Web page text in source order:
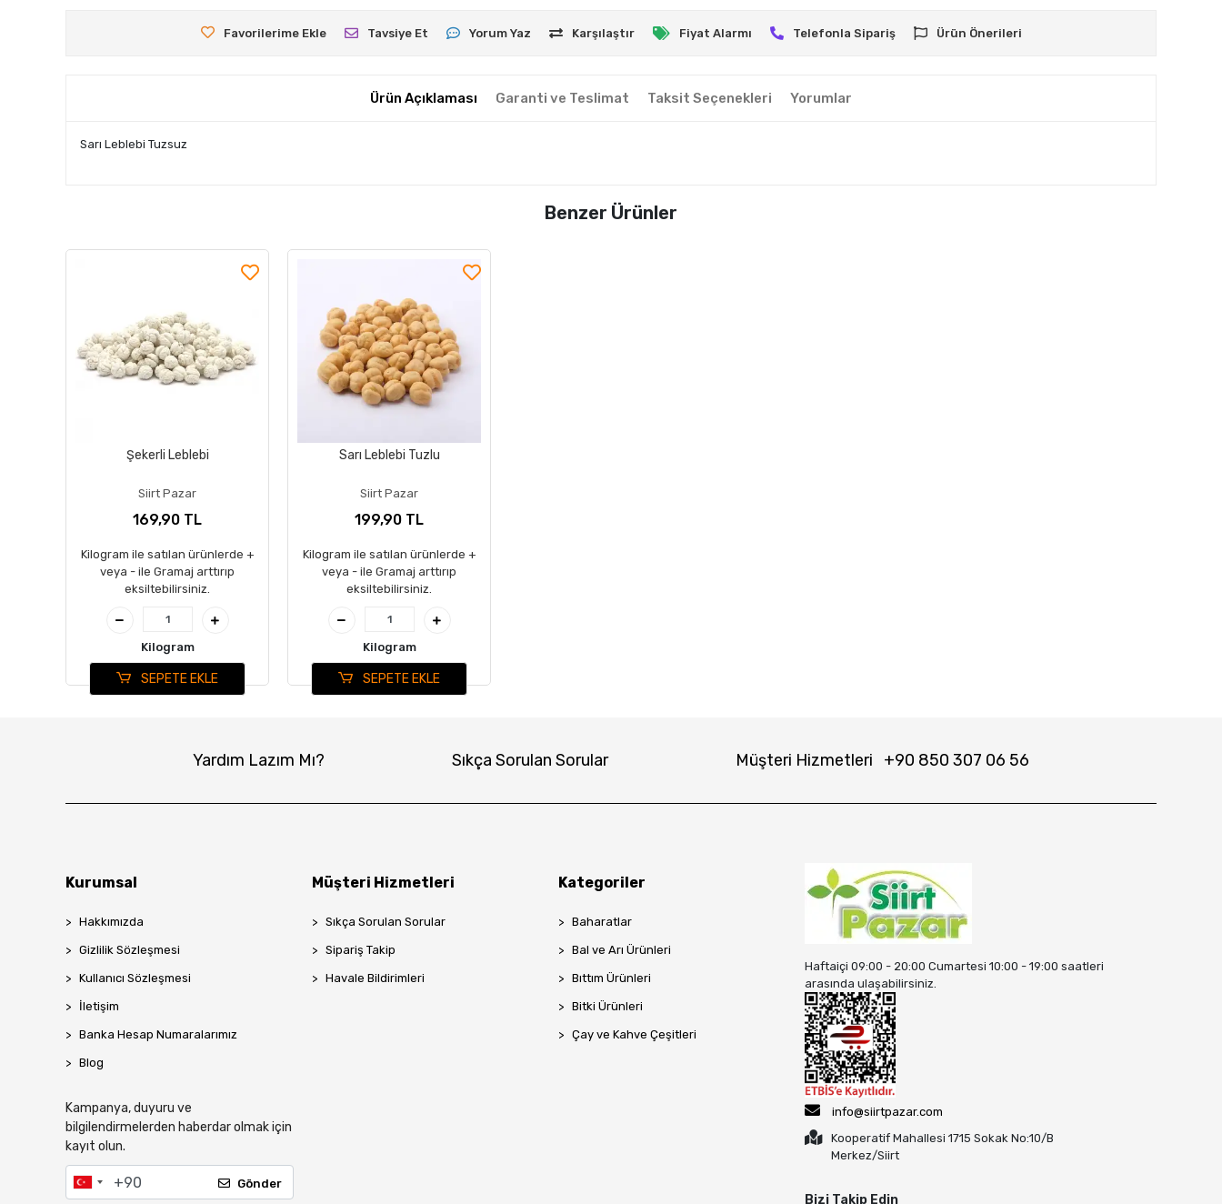
Favorilerime Ekle Tavsiye Et Yorum Yaz Karşılaştır Fiyat Alarmı Telefonla Sipariş Ürün Önerileri
Ürün Açıklaması Garanti ve Teslimat Taksit Seçenekleri Yorumlar
Sarı Leblebi Tuzsuz
Benzer Ürünler
Şekerli Leblebi
Siirt Pazar
169,90 TL
Kilogram ile satılan ürünlerde +
veya - ile Gramaj arttırıp
eksiltebilirsiniz.
Kilogram
SEPETE EKLE
Sarı Leblebi Tuzlu
Siirt Pazar
199,90 TL
Kilogram ile satılan ürünlerde +
veya - ile Gramaj arttırıp
eksiltebilirsiniz.
Kilogram
SEPETE EKLE
Yardım Lazım Mı? Sıkça Sorulan Sorular Müşteri Hizmetleri +90 850 307 06 56
Kurumsal
Hakkımızda
Gizlilik Sözleşmesi
Kullanıcı Sözleşmesi
İletişim
Banka Hesap Numaralarımız
Blog
Kampanya, duyuru ve
bilgilendirmelerden haberdar olmak için
kayıt olun.
Gönder
Müşteri Hizmetleri
Sıkça Sorulan Sorular
Sipariş Takip
Havale Bildirimleri
Kategoriler
Baharatlar
Bal ve Arı Ürünleri
Bıttım Ürünleri
Bitki Ürünleri
Çay ve Kahve Çeşitleri
Haftaiçi 09:00 - 20:00 Cumartesi 10:00 - 19:00 saatleri
arasında ulaşabilirsiniz.
info@siirtpazar.com
Kooperatif Mahallesi 1715 Sokak No:10/B
Merkez/Siirt
Bizi Takip Edin